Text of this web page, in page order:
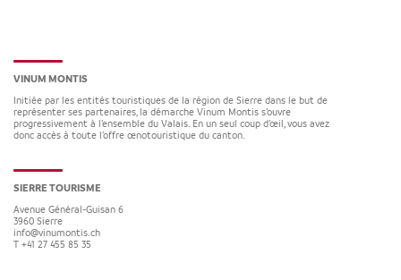
VINUM MONTIS
Initiée par les entités touristiques de la région de Sierre dans le but de
représenter ses partenaires, la démarche Vinum Montis s’ouvre
progressivement à l’ensemble du Valais. En un seul coup d’œil, vous avez
donc accès à toute l’offre œnotouristique du canton.
SIERRE TOURISME
Avenue Général-Guisan 6
3960 Sierre
info@vinumontis.ch
T +41 27 455 85 35